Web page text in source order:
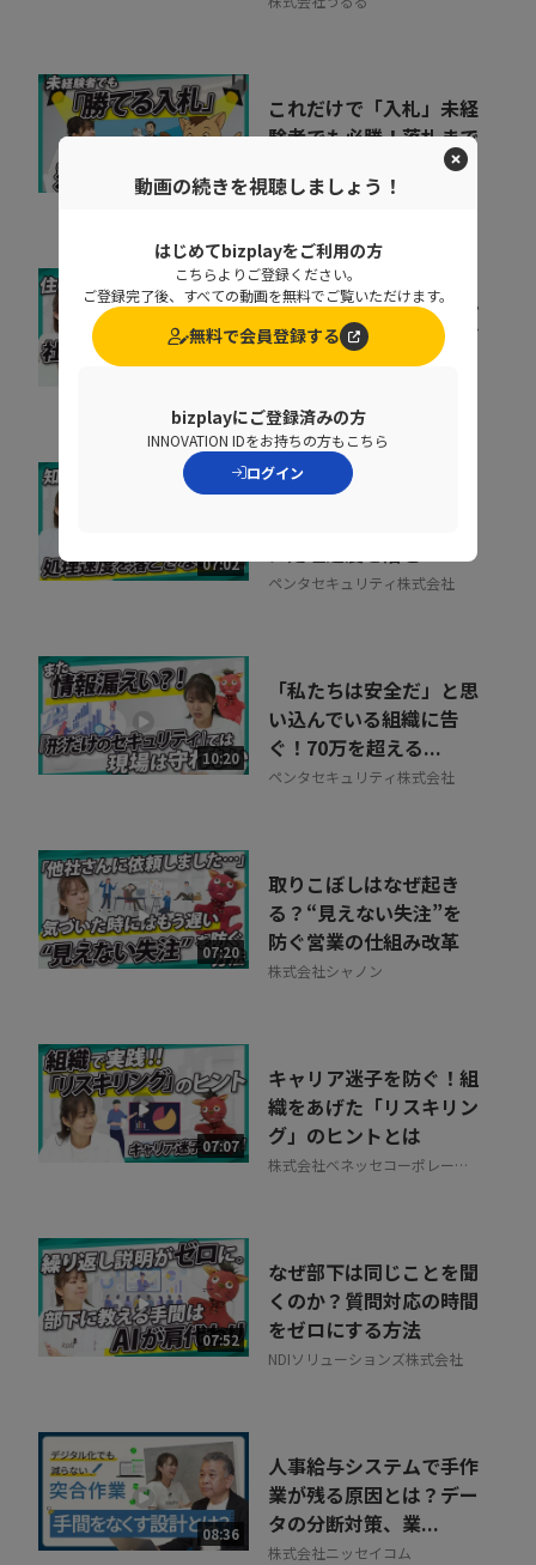
06:45
これだけで「入札」未経
験者でも必勝！落札まで
株式会社うるる
10:23
社宅制度の活用で選ばれ
る企業へ。住まいから始
まる福利厚生とは！？
07:02
基幹データベースのセキ
ペンタセキュリティ株式会社
10:20
「私たちは安全だ」と思
い込んでいる組織に告
ぐ！70万を超える...
ペンタセキュリティ株式会社
07:20
取りこぼしはなぜ起き
る？“見えない失注”を
防ぐ営業の仕組み改革
株式会社シャノン
07:07
キャリア迷子を防ぐ！組
織をあげた「リスキリン
グ」のヒントとは
株式会社ベネッセコーポレーシ
07:52
なぜ部下は同じことを聞
くのか？質問対応の時間
をゼロにする方法
NDIソリューションズ株式会社
08:36
人事給与システムで手作
業が残る原因とは？デー
タの分断対策、業...
株式会社ニッセイコム
動画の続きを視聴しましょう！
はじめてbizplayをご利用の方
こちらよりご登録ください。
ご登録完了後、すべての動画を無料でご覧いただけます。
無料で会員登録する
bizplayにご登録済みの方
INNOVATION IDをお持ちの方もこちら
ログイン